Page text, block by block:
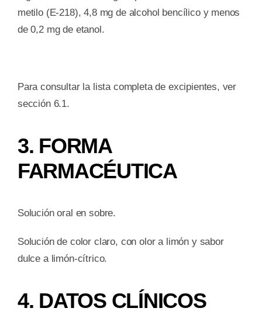
metilo (E-218), 4,8 mg de alcohol bencílico y menos
de 0,2 mg de etanol.
Para consultar la lista completa de excipientes, ver
sección 6.1.
3. FORMA
FARMACÉUTICA
Solución oral en sobre.
Solución de color claro, con olor a limón y sabor
dulce a limón-cítrico.
4. DATOS CLÍNICOS